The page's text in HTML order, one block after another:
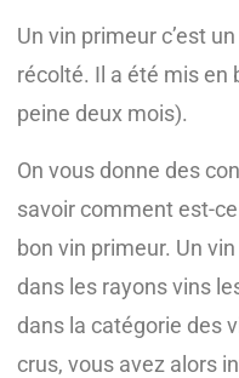
Un vin primeur c’est
récolté. Il a été mis en
peine deux mois).
On vous donne des
savoir comment est-
bon vin primeur. Un
dans les rayons vins
dans la catégorie des
crus, vous avez alors